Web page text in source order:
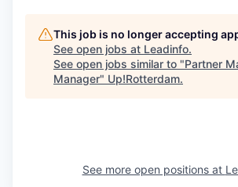
This job is no longer accepting
See open jobs at Leadinfo.
See open jobs similar to "Partner
Manager" Up!Rotterdam.
See more open positions at